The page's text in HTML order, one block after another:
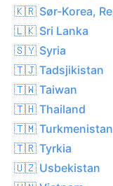
🇰🇷 Sør-Korea,
🇱🇰 Sri Lanka
🇸🇾 Syria
🇹🇯 Tadsjikistan
🇹🇼 Taiwan
🇹🇭 Thailand
🇹🇲 Turkmenistan
🇹🇷 Tyrkia
🇺🇿 Usbekistan